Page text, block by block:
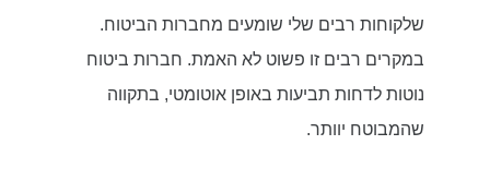
שלקוחות רבים שלי שומעים מחברות הביטוח.
במקרים רבים זו פשוט לא האמת. חברות ביטוח
נוטות לדחות תביעות באופן אוטומטי, בתקווה
שהמבוטח יוותר.